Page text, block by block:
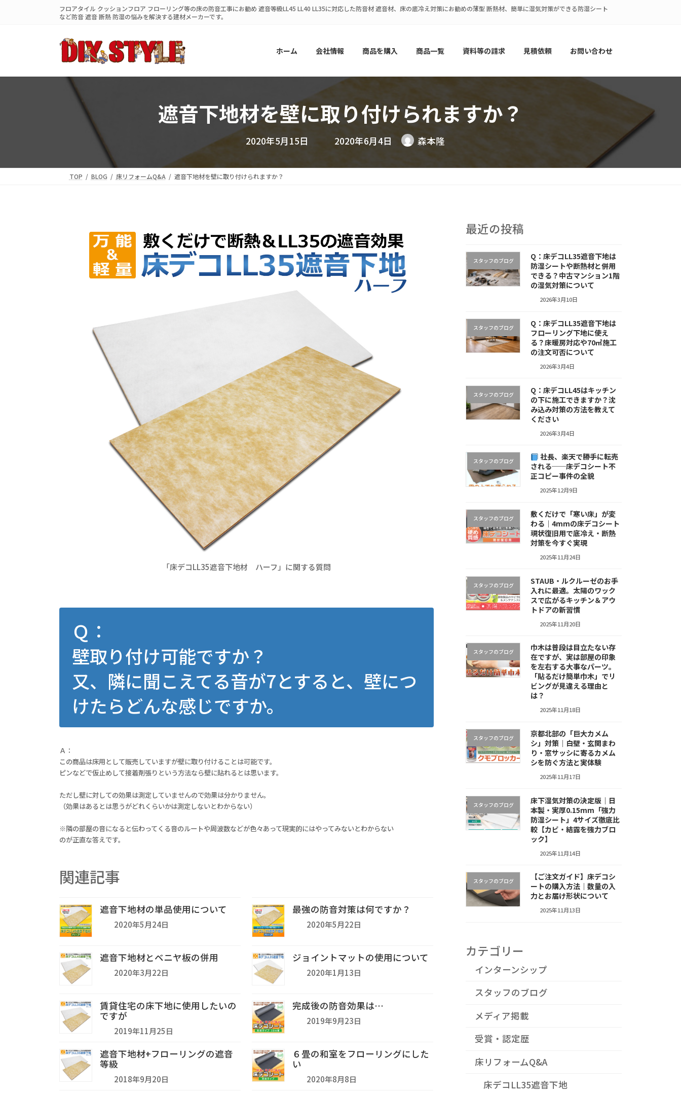
キ
に
フロアタイル クッションフロア フローリング等の床の防音工事にお勧め 遮音等級LL45 LL40 LL35に対応した防音材 遮音材、床の底冷え対策にお勧めの薄型 断熱材、簡単に湿気対策ができる防湿シート
など防音 遮音 断熱 防湿の悩みを解決する建材メーカーです。
ホーム 会社情報 商品を購入 商品一覧 資料等の請求 見積依頼 お問い合わせ
遮音下地材を壁に取り付けられますか？
2020年5月15日 最
終
2020年6月4日 森本隆
TOP BLOG 床リフォームQ&A 遮音下地材を壁に取り付けられますか？
「床デコLL35遮音下地材 ハーフ」に関する質問
Ｑ：
壁取り付け可能ですか？
又、隣に聞こえてる音が7とすると、壁につ
けたらどんな感じですか。
Ａ：
この商品は床用として販売していますが壁に取り付けることは可能です。
ピンなどで仮止めして接着剤張りという方法なら壁に貼れるとは思います。
ただし壁に対しての効果は測定していませんので効果は分かりません。
（効果はあるとは思うがどれくらいかは測定しないとわからない）
※隣の部屋の音になると伝わってくる音のルートや周波数などが色々あって現実的にはやってみないとわからない
のが正直な答えです。
関連記事
遮音下地材の単品使用について
2020年5月24日
最強の防音対策は何ですか？
2020年5月22日
遮音下地材とベニヤ板の併用
2020年3月22日
ジョイントマットの使用について
2020年1月13日
賃貸住宅の床下地に使用したいの
ですが
2019年11月25日
完成後の防音効果は…
2019年9月23日
遮音下地材+フローリングの遮音
等級
2018年9月20日
６畳の和室をフローリングにした
い
2020年8月8日
最近の投稿
スタッフのブログ
Q：床デコLL35遮音下地は
防湿シートや断熱材と併用
できる？中古マンション1階
の湿気対策について
2026年3月10日
スタッフのブログ
Q：床デコLL35遮音下地は
フローリング下地に使え
る？床暖房対応や70㎡施工
の注文可否について
2026年3月4日
スタッフのブログ
Q：床デコLL45はキッチン
の下に施工できますか？沈
み込み対策の方法を教えて
ください
2026年3月4日
スタッフのブログ
社長、楽天で勝手に転売
される──床デコシート不
正コピー事件の全貌
2025年12月9日
スタッフのブログ
敷くだけで「寒い床」が変
わる｜4mmの床デコシート
現状復旧用で底冷え・断熱
対策を今すぐ実現
2025年11月24日
スタッフのブログ
STAUB・ルクルーゼのお手
入れに最適。太陽のワック
スで広がるキッチン＆アウ
トドアの新習慣
2025年11月20日
スタッフのブログ
巾木は普段は目立たない存
在ですが、実は部屋の印象
を左右する大事なパーツ。
「貼るだけ簡単巾木」でリ
ビングが見違える理由と
は？
2025年11月18日
スタッフのブログ
京都北部の「巨大カメム
シ」対策｜白壁・玄関まわ
り・窓サッシに寄るカメム
シを防ぐ方法と実体験
2025年11月17日
スタッフのブログ
床下湿気対策の決定版｜日
本製・実厚0.15mm「強力
防湿シート」4サイズ徹底比
較【カビ・結露を強力ブロ
ック】
2025年11月14日
スタッフのブログ
【ご注文ガイド】床デコシ
ートの購入方法｜数量の入
力とお届け形状について
2025年11月13日
カテゴリー
インターンシップ
スタッフのブログ
メディア掲載
受賞・認定歴
床リフォームQ&A
床デコLL35遮音下地